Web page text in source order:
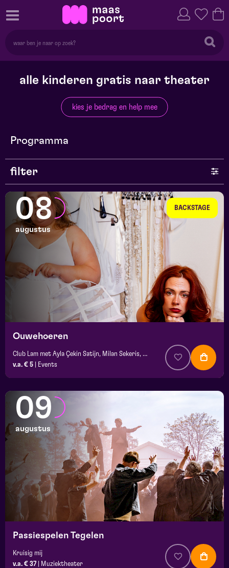
alle kinderen gratis naar theater
kies je bedrag en help mee
Programma
filter
genre
series en selecties
BACKSTAGE
08
augustus
Ouwehoeren
Club Lam met Ayla Çekin Satijn, Milan Sekeris, Dic van Duin, Jean-Baptiste Rey e.a.
v.a. € 5
Events
09
augustus
Passiespelen Tegelen
Kruisig mij
v.a. € 37
Muziektheater